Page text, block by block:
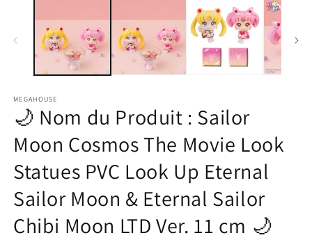
une
fenêtre
MEGAHOUSE
🌙 Nom du Produit : Sailor
Moon Cosmos The Movie Look
Statues PVC Look Up Eternal
Sailor Moon & Eternal Sailor
Chibi Moon LTD Ver. 11 cm 🌙